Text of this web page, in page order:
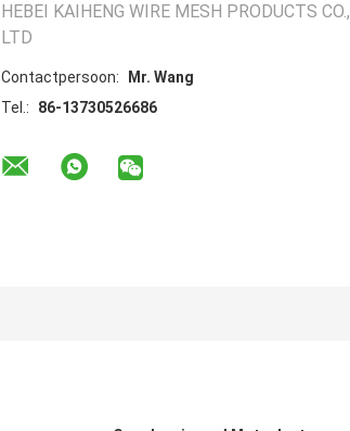
HEBEI KAIHENG WIRE MESH PRODUCTS CO.,
LTD
Contactpersoon:
Mr. Wang
Tel.:
86-13730526686